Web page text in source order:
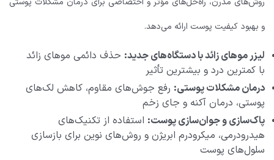
و بهبود کیفیت پوست ارائه می‌دهد.
لیزر موهای زائد با دستگاه‌های جدید: حذف دائمی موهای زائد
با کمترین درد و بیشترین تأثیر
درمان مشکلات پوستی: رفع جوش‌های مقاوم، کاهش لک‌های
پوستی، درمان آکنه و جای زخم
پاک‌سازی و جوان‌سازی پوست: استفاده از تکنیک‌های
هیدرودرمی، میکرودرم ابریژن و روش‌های نوین برای بازسازی
سلول‌های پوست